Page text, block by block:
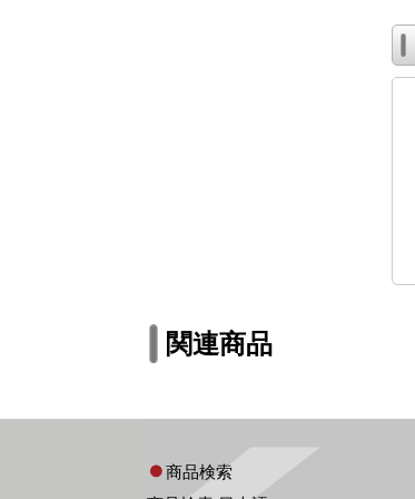
関連商品
商品検索